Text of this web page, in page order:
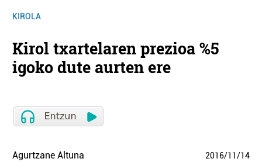
KIROLA
Kirol txartelaren prezioa %5
igoko dute aurten ere
Agurtzane Altuna 2016/11/14